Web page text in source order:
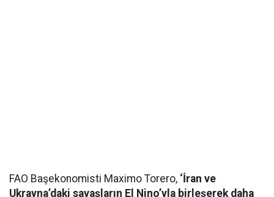
FAO Başekonomisti Maximo Torero, ‘İran ve
Ukrayna’daki savaşların El Nino’yla birleşerek daha